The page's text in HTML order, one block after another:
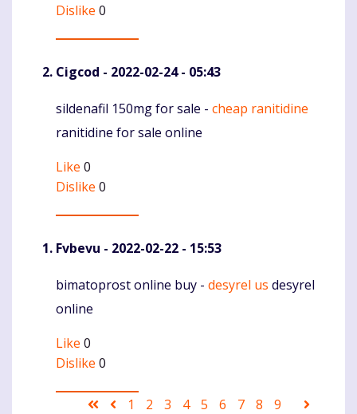
Dislike 0
Cigcod - 2022-02-24 - 05:43
Komentaras
sildenafil 150mg for sale - cheap ranitidine
ranitidine for sale online
Like 0
Dislike 0
Fvbevu - 2022-02-22 - 15:53
Komentaras
bimatoprost online buy - desyrel us desyrel
online
Like 0
Dislike 0
Pagination
First Ankstesnis
Puslapis
1 Puslapis
2
Current
3 Puslapis
4 Puslapis
5 Puslapis
6 Puslapis
7 Puslapis
8 Puslapis
9